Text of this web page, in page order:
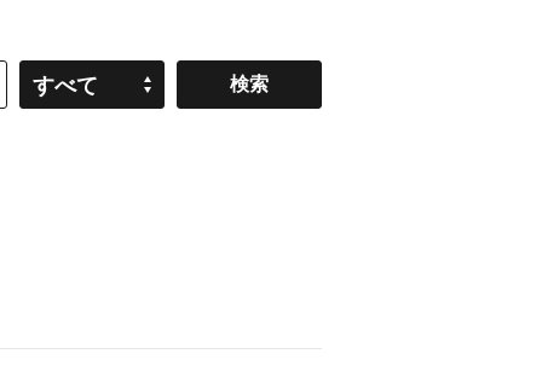
すべて